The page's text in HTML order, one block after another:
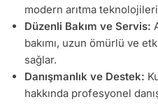
modern arıtma
Düzenli Bakım ve Servis:
bakımı, uzun ömürlü ve
sağlar.
Danışmanlık ve Destek:
hakkında profesyonel